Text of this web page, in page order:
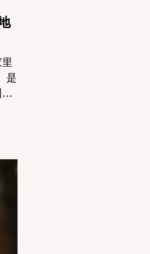
是
清